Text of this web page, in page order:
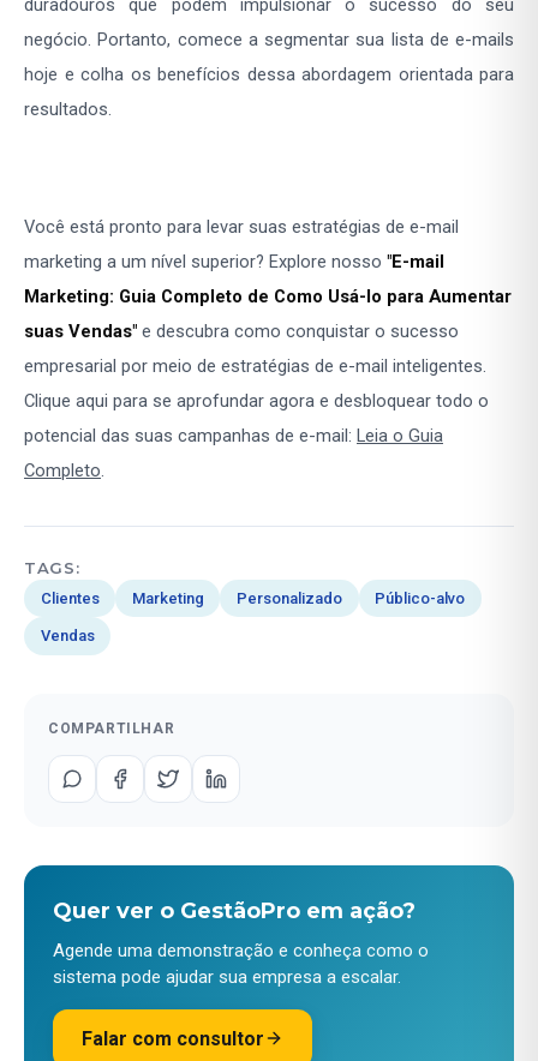
duradouros que podem impulsionar o sucesso do seu
negócio. Portanto, comece a segmentar sua lista de e-mails
hoje e colha os benefícios dessa abordagem orientada para
resultados.
Você está pronto para levar suas estratégias de e-mail
marketing a um nível superior? Explore nosso "E-mail
Marketing: Guia Completo de Como Usá-lo para Aumentar
suas Vendas" e descubra como conquistar o sucesso
empresarial por meio de estratégias de e-mail inteligentes.
Clique aqui para se aprofundar agora e desbloquear todo o
potencial das suas campanhas de e-mail: Leia o Guia
Completo.
TAGS:
Clientes Marketing Personalizado Público-alvo
Vendas
COMPARTILHAR
Quer ver o GestãoPro em ação?
Agende uma demonstração e conheça como o
sistema pode ajudar sua empresa a escalar.
Falar com consultor